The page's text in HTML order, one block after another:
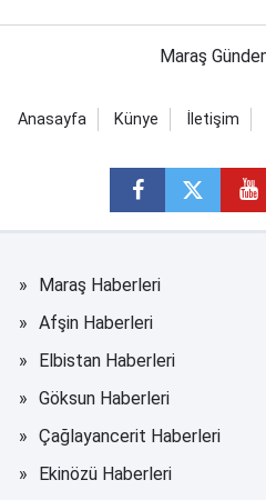
Maraş
Anasayfa Künye İletişim
Maraş Haberleri
Afşin Haberleri
Elbistan Haberleri
Göksun Haberleri
Çağlayancerit Haberleri
Ekinözü Haberleri